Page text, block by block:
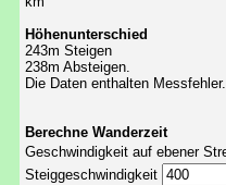
Höhenunterschied
243m Steigen
238m Absteigen.
Die Daten enthalten Messfehler.
Berechne Wanderzeit
Geschwindigkeit auf ebener
Steiggeschwindigkeit